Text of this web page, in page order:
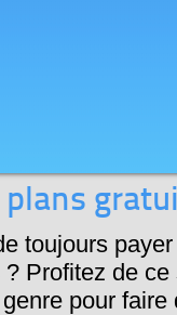
plans
toujours
? Profitez de
pour